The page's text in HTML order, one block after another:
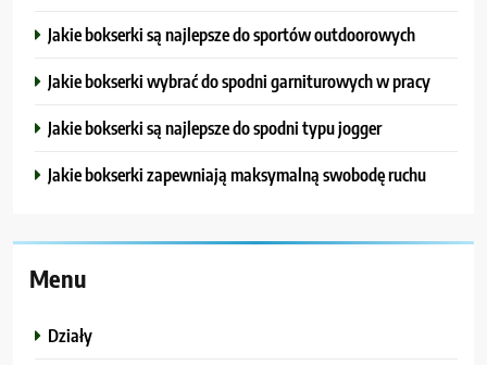
Jakie bokserki są najlepsze do sportów outdoorowych
Jakie bokserki wybrać do spodni garniturowych w pracy
Jakie bokserki są najlepsze do spodni typu jogger
Jakie bokserki zapewniają maksymalną swobodę ruchu
Menu
Działy